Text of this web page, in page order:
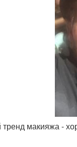
тренд макияжа -